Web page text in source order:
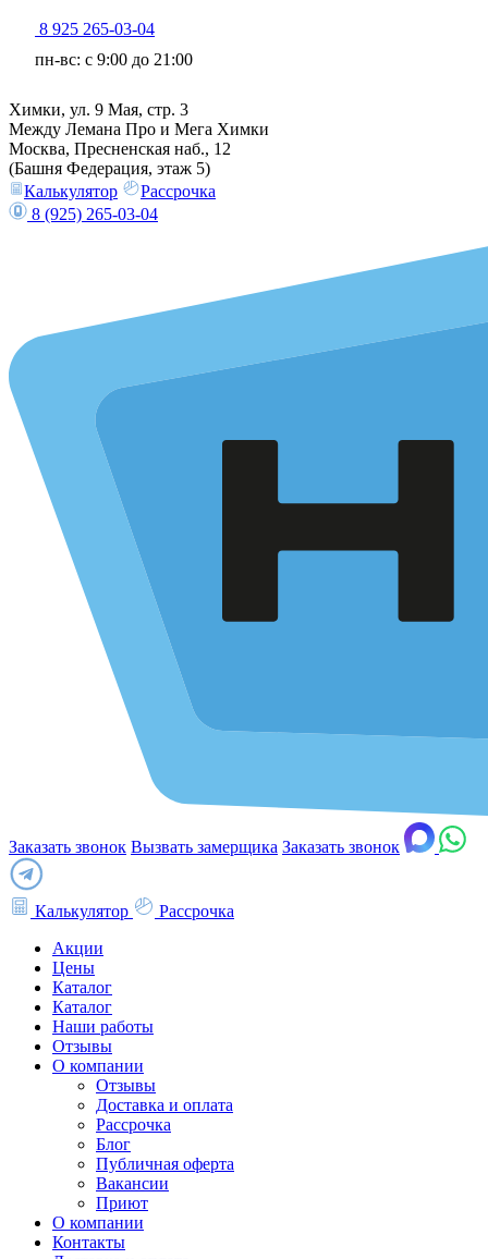
8 925 265-03-04
пн-вс: c 9:00 до 21:00
Химки, ул. 9 Мая, стр. 3
Между Лемана Про и Мега Химки
Москва, Пресненская наб., 12
(Башня Федерация, этаж 5)
Калькулятор
Рассрочка
8 (925) 265-03-04
Заказать звонок Вызвать замерщика Заказать звонок
Калькулятор
Рассрочка
Акции
Цены
Каталог
Каталог
Наши работы
Отзывы
О компании
Отзывы
Доставка и оплата
Рассрочка
Блог
Публичная оферта
Вакансии
Приют
О компании
Контакты